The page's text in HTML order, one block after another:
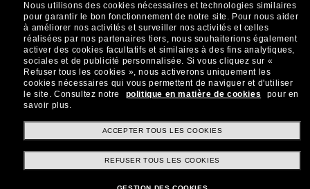
TOUS DROITS RÉSERVÉS © 2026 SUNGLASS HUT.
Les photos et images sur le site sont publiées à des fins d`illustration.
Avis sur les cookies | Politique de confidentialité |
Conditions Générales | AdChoices |
Do Not Sell My Personal Information
Nous utilisons des cookies nécessaires et technologies similaires
pour garantir le bon fonctionnement de notre site. Pour nous aider
à améliorer nos activités et surveiller nos activités et celles
réalisées par nos partenaires tiers, nous souhaiterions également
activer des cookies facultatifs et similaires à des fins analytiques,
sociales et de publicité personnalisée. Si vous cliquez sur «
Refuser tous les cookies », nous activerons uniquement les
cookies nécessaires qui vous permettent de naviguer et d'utiliser
le site. Consultez notre politique en matière de cookies
pour en
savoir plus.
ACCEPTER TOUS LES COOKIES
REFUSER TOUS LES COOKIES